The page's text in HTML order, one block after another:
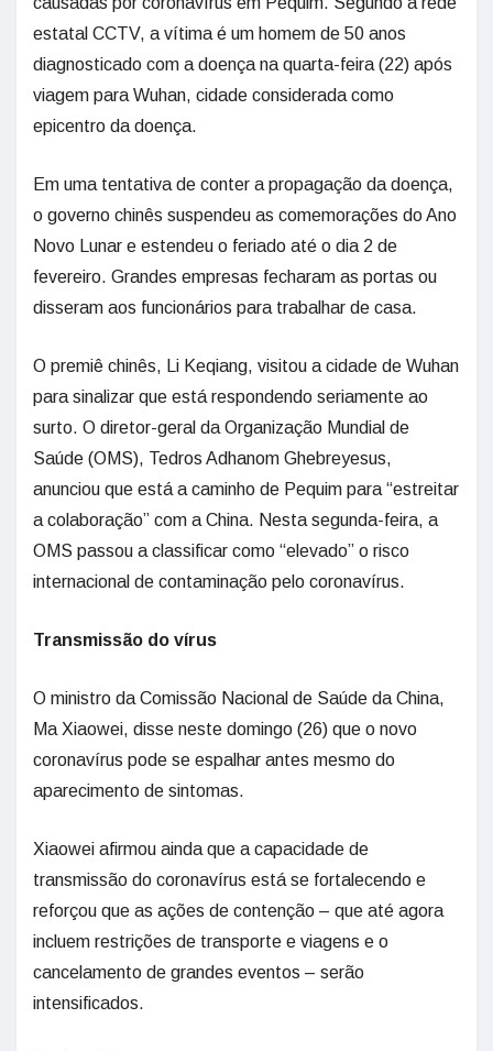
estatal CCTV, a vítima é um homem de 50 anos
diagnosticado com a doença na quarta-feira (22) após
viagem para Wuhan, cidade considerada como
epicentro da doença.
Em uma tentativa de conter a propagação da doença,
o governo chinês suspendeu as comemorações do Ano
Novo Lunar e estendeu o feriado até o dia 2 de
fevereiro. Grandes empresas fecharam as portas ou
disseram aos funcionários para trabalhar de casa.
O premiê chinês, Li Keqiang, visitou a cidade de Wuhan
para sinalizar que está respondendo seriamente ao
surto. O diretor-geral da Organização Mundial de
Saúde (OMS), Tedros Adhanom Ghebreyesus,
anunciou que está a caminho de Pequim para “estreitar
a colaboração” com a China. Nesta segunda-feira, a
OMS passou a classificar como “elevado” o risco
internacional de contaminação pelo coronavírus.
Transmissão do vírus
O ministro da Comissão Nacional de Saúde da China,
Ma Xiaowei, disse neste domingo (26) que o novo
coronavírus pode se espalhar antes mesmo do
aparecimento de sintomas.
Xiaowei afirmou ainda que a capacidade de
transmissão do coronavírus está se fortalecendo e
reforçou que as ações de contenção – que até agora
incluem restrições de transporte e viagens e o
cancelamento de grandes eventos – serão
intensificados.